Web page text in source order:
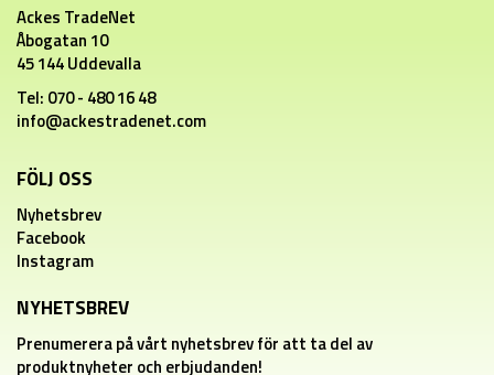
Ackes TradeNet
Åbogatan 10
45 144 Uddevalla
Tel: 070 - 480 16 48
info@ackestradenet.com
FÖLJ OSS
Nyhetsbrev
Facebook
Instagram
NYHETSBREV
Prenumerera på vårt nyhetsbrev för att ta del av
produktnyheter och erbjudanden!